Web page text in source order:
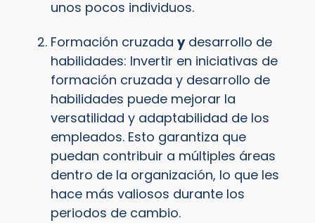
unos pocos individuos.
Formación cruzadaydesarrollo de
habilidades: Invertir en iniciativas de
formación cruzada y desarrollo de
habilidades puede mejorar la
versatilidad y adaptabilidad de los
empleados. Esto garantiza que
puedan contribuir a múltiples áreas
dentro de la organización, lo que les
hace más valiosos durante los
periodos de cambio.